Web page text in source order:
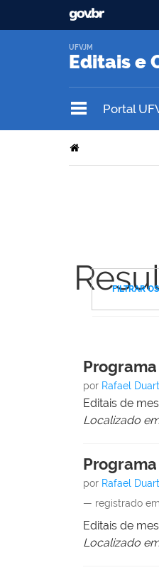
Editais e
UFVJM
Portal
FILTRAR
por Rafael
Editais de
Localizado
por Rafael
— registrado
Editais de
Localizado